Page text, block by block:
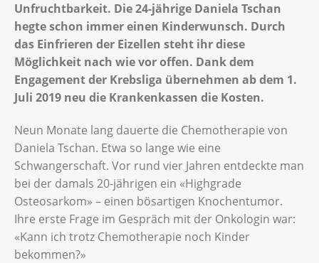
Unfruchtbarkeit. Die 24-jährige Daniela Tschan
hegte schon immer einen Kinderwunsch. Durch
das Einfrieren der Eizellen steht ihr diese
Möglichkeit nach wie vor offen. Dank dem
Engagement der Krebsliga übernehmen ab dem 1.
Juli 2019 neu die Krankenkassen die Kosten.
Neun Monate lang dauerte die Chemotherapie von
Daniela Tschan. Etwa so lange wie eine
Schwangerschaft. Vor rund vier Jahren entdeckte man
bei der damals 20-jährigen ein «Highgrade
Osteosarkom» – einen bösartigen Knochentumor.
Ihre erste Frage im Gespräch mit der Onkologin war:
«Kann ich trotz Chemotherapie noch Kinder
bekommen?»